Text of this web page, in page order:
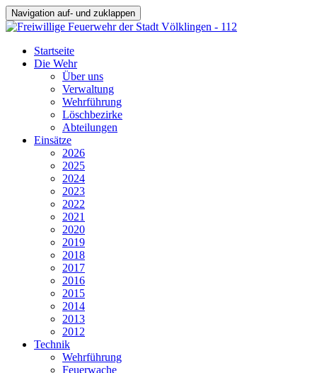
Navigation auf- und zuklappen
Startseite
Die Wehr
Über uns
Verwaltung
Wehrführung
Löschbezirke
Abteilungen
Einsätze
2026
2025
2024
2023
2022
2021
2020
2019
2018
2017
2016
2015
2014
2013
2012
Technik
Wehrführung
Feuerwache